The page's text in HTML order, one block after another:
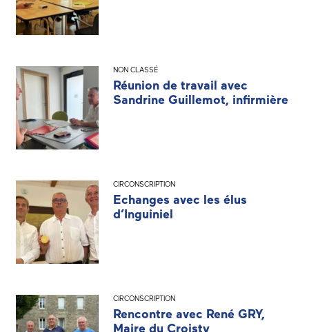
NON CLASSÉ
Réunion de travail avec
Sandrine Guillemot, infirmière
CIRCONSCRIPTION
Echanges avec les élus
d’Inguiniel
CIRCONSCRIPTION
Rencontre avec René GRY,
Maire du Croisty